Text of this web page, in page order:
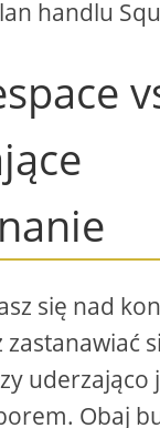
handlu
się nad
uderzająco
Obaj